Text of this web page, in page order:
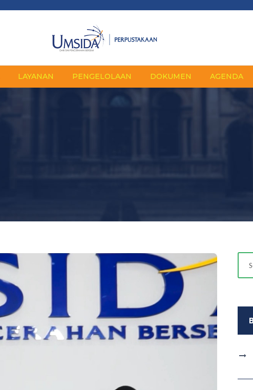
LAYANAN PENGELOLAAN DOKUMEN AGENDA